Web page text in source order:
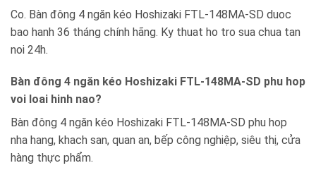
Co. Bàn đông 4 ngăn kéo Hoshizaki FTL-148MA-SD duoc
bao hanh 36 tháng chính hãng. Ky thuat ho tro sua chua tan
noi 24h.
Bàn đông 4 ngăn kéo Hoshizaki FTL-148MA-SD phu hop
voi loai hinh nao?
Bàn đông 4 ngăn kéo Hoshizaki FTL-148MA-SD phu hop
nha hang, khach san, quan an, bếp công nghiệp, siêu thị, cửa
hàng thực phẩm.